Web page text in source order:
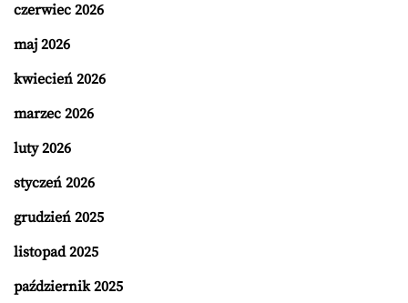
czerwiec 2026
maj 2026
kwiecień 2026
marzec 2026
luty 2026
styczeń 2026
grudzień 2025
listopad 2025
październik 2025